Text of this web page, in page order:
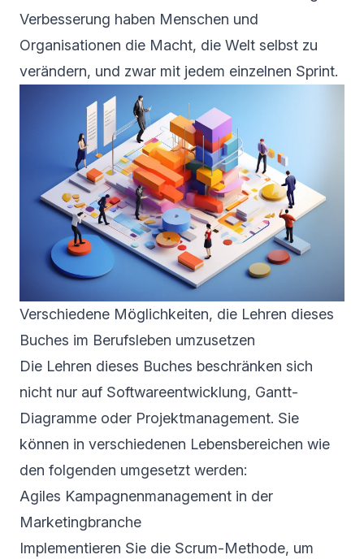
Verbesserung haben Menschen und
Organisationen die Macht, die Welt selbst zu
verändern, und zwar mit jedem einzelnen Sprint.
Verschiedene Möglichkeiten, die Lehren dieses
Buches im Berufsleben umzusetzen
Die Lehren dieses Buches beschränken sich
nicht nur auf Softwareentwicklung, Gantt-
Diagramme oder Projektmanagement. Sie
können in verschiedenen Lebensbereichen wie
den folgenden umgesetzt werden:
Agiles Kampagnenmanagement in der
Marketingbranche
Implementieren Sie die Scrum-Methode, um